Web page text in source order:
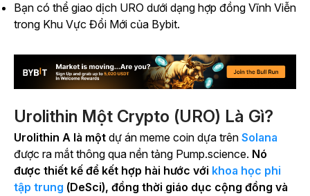
Bạn có thể giao dịch URO dưới dạng hợp đồng Vĩnh Viễn
trong Khu Vực Đổi Mới của Bybit.
Urolithin Một Crypto (URO) Là Gì?
Urolithin A là một dự án meme coin dựa trên Solana
được ra mắt thông qua nền tảng Pump.science. Nó
được thiết kế để kết hợp hài hước với khoa học phi
tập trung (DeSci), đồng thời giáo dục cộng đồng và